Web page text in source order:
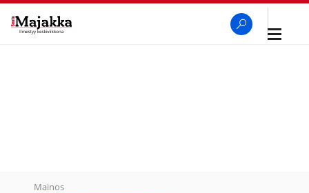
Avaa
Mainos